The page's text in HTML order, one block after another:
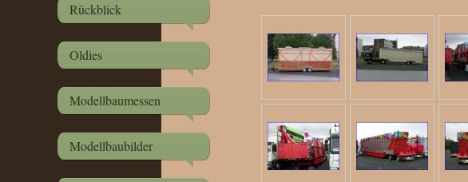
Rückblick
Oldies
Modellbaumessen
Modellbaubilder